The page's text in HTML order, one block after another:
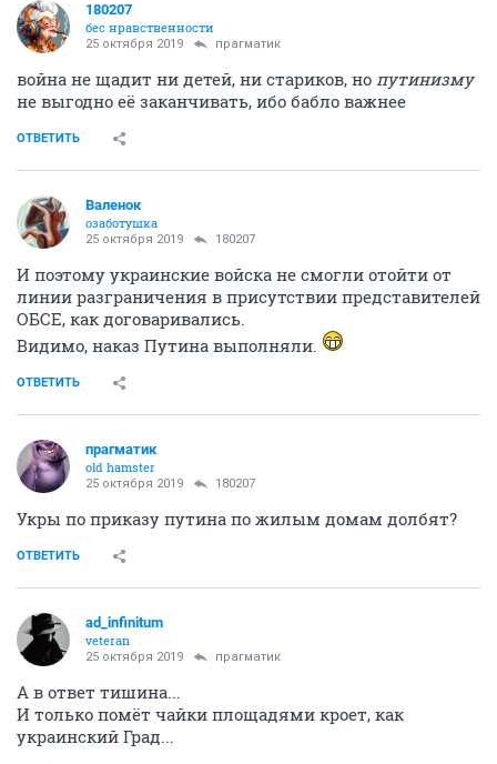
180207
бес нравственности
25 октября 2019 прагматик
война не щадит ни детей, ни стариков, но путинизму
не выгодно её заканчивать, ибо бабло важнее
ОТВЕТИТЬ
Валенок
озаботушка
25 октября 2019 180207
И поэтому украинские войска не смогли отойти от
линии разграничения в присутствии представителей
ОБСЕ, как договаривались.
Видимо, наказ Путина выполняли.
ОТВЕТИТЬ
прагматик
old hamster
25 октября 2019 180207
Укры по приказу путина по жилым домам долбят?
ОТВЕТИТЬ
ad_infinitum
veteran
25 октября 2019 прагматик
А в ответ тишина...
И только помёт чайки площадями кроет, как
украинский Град...